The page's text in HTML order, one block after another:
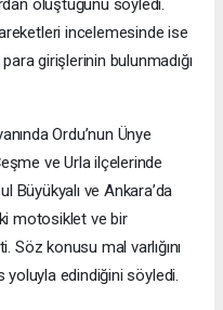
oluştuğunu söyledi.
incelemesinde ise
girişlerinin bulunmadığı
Ordu’nun Ünye
ve Urla ilçelerinde
Büyükyalı ve Ankara’da
motosiklet ve bir
konusu mal varlığını
yoluyla edindiğini söyledi.